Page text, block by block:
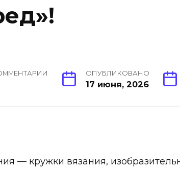
ОПУБЛИКОВАНО
17 июня, 2026
— кружки вязания,